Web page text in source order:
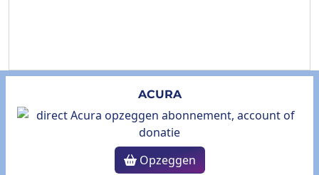
ACURA
Opzeggen